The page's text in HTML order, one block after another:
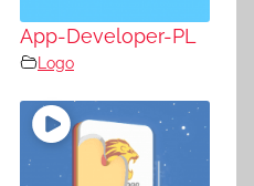
App-Developer-PL
Logo